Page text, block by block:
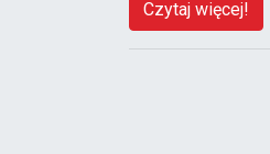
Czytaj więcej!